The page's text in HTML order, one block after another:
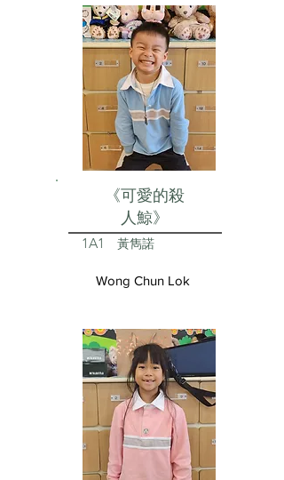
《可愛的殺
人鯨》
1A1 黃雋諾
Wong Chun Lok